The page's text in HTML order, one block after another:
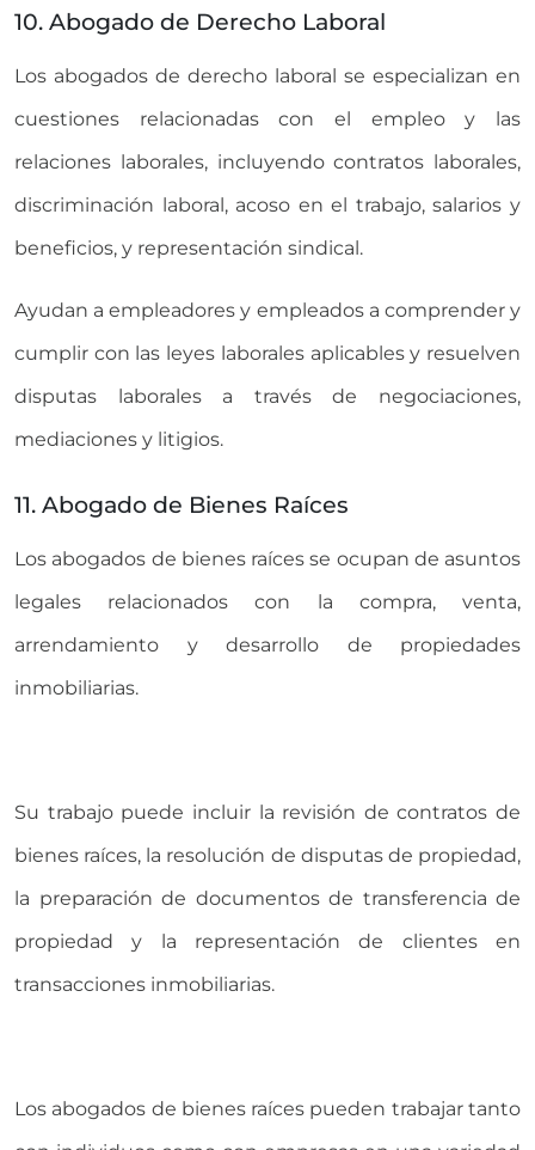
10. Abogado de Derecho Laboral
Los abogados de derecho laboral se especializan en
cuestiones relacionadas con el empleo y las
relaciones laborales, incluyendo contratos laborales,
discriminación laboral, acoso en el trabajo, salarios y
beneficios, y representación sindical.
Ayudan a empleadores y empleados a comprender y
cumplir con las leyes laborales aplicables y resuelven
disputas laborales a través de negociaciones,
mediaciones y litigios.
11. Abogado de Bienes Raíces
Los abogados de bienes raíces se ocupan de asuntos
legales relacionados con la compra, venta,
arrendamiento y desarrollo de propiedades
inmobiliarias.
Su trabajo puede incluir la revisión de contratos de
bienes raíces, la resolución de disputas de propiedad,
la preparación de documentos de transferencia de
propiedad y la representación de clientes en
transacciones inmobiliarias.
Los abogados de bienes raíces pueden trabajar tanto